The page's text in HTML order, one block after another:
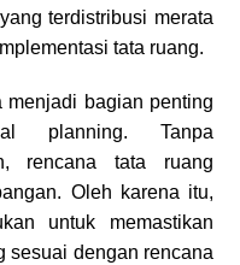
terdistribusi merata
tata ruang.
bagian penting
planning. Tanpa
rencana tata ruang
Oleh karena itu,
untuk memastikan
sesuai dengan rencana